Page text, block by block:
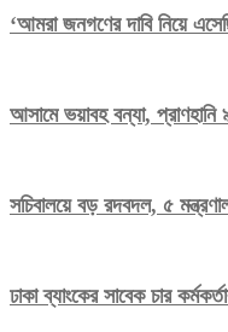
‘আমরা জনগণের দাবি নিয়ে
আসামে ভয়াবহ বন্যা, প্রাণহানি
সচিবালয়ে বড় রদবদল, ৫
ঢাকা ব্যাংকের সাবেক চার